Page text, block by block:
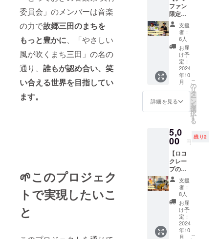
委員会」のメンバーは音楽
の力で故郷三田のまちを
もっと豊かに、「やさしい
風が吹くまち三田」の名の
通り、 誰もが認め合い、笑
い合える世界を目指してい
ます。
🌱このプロジェク
トで実現したいこ
と
のあり
がとう
ボイス
のデー
タを
メール
でお送
りしま
す。
(YouTub
e配信を
するも
のでは
ン入り
をお送
りしま
す。 ・
お礼の
メッ
セージ
動画 感
謝の気
持ちを
込め
て、お
礼の
お送り
しま
す。 ・
収録時
間：約3
分間 ・
提供方
法：
メール
にURL
を記載
しま
す。
ファン
限定缶
バッ
ジ】 ク
ラウド
ファン
ディン
グだけ
の限定
缶バッ
ジで
す。 感
謝を込
めて手
作りい
す。 ・
お礼の
メッ
セージ
動画 感
謝の気
持ちを
込め
て、お
礼の
メッ
セージ
動画を
お送り
支援
者：
6人
お届
け予
定：
2024
年10
月
詳細を見る
こ
の
リ
タ
ー
ン
を
選
択
す
る
5,0
00 円
残り2
【ロコ
クレー
プの美
味しい
クレー
を！】
三田市
で活動
されて
いるロ
支援
者：
8人
お届
け予
定：
2024
年10
月
こ